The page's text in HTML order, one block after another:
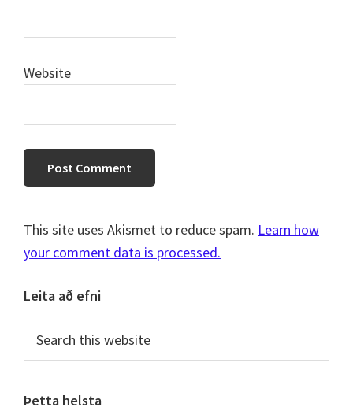
Website
This site uses Akismet to reduce spam. Learn how
your comment data is processed.
Primary
Sidebar
Leita að efni
this
website
Þetta helsta